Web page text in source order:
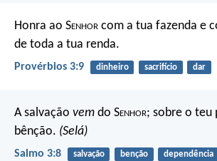
Honra ao Senhor com a tua fazenda e
de toda a tua renda.
Provérbios 3:9 dinheiro sacrifício dar
A salvação vem do Senhor; sobre o teu
bênção. (Selá)
Salmo 3:8 salvação benção dependência